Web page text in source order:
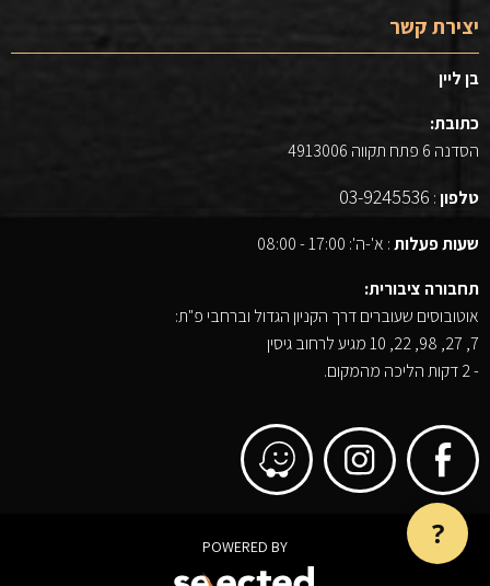
יצירת קשר
בן ליין
כתובת:
הסדנה 6 פתח תקווה 4913006
טלפון:
03-9245536
שעות פעלות: א'-ה': 17:00 - 08:00
תחבורה ציבורית:
אוטובוסים שעוברים דרך הקניון הגדול וברחבי פ"ת:
7, 27, 98, 22, 10 מגיע לרחוב גיסין
- 2 דקות הליכה מהמקום.
POWERED BY ?